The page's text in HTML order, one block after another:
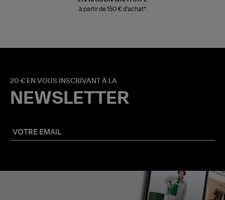
à partir de 150 € d'achat*
20 € EN VOUS INSCRIVANT À LA
NEWSLETTER